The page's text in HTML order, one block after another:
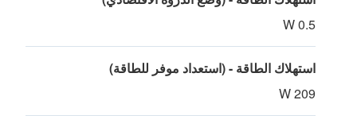
0.5 W
استهلاك الطاقة - (استعداد موفر للطاقة)
209 W